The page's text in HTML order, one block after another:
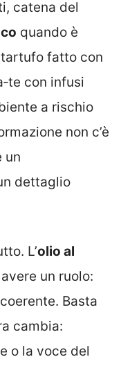
catena del
quando è
fatto con
con infusi
a rischio
non c’è
un
dettaglio
L’olio al
un ruolo:
Basta
cambia:
o la voce del